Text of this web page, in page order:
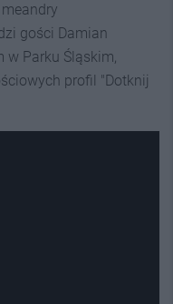
gości Damian
w Parku Śląskim,
profil "Dotknij